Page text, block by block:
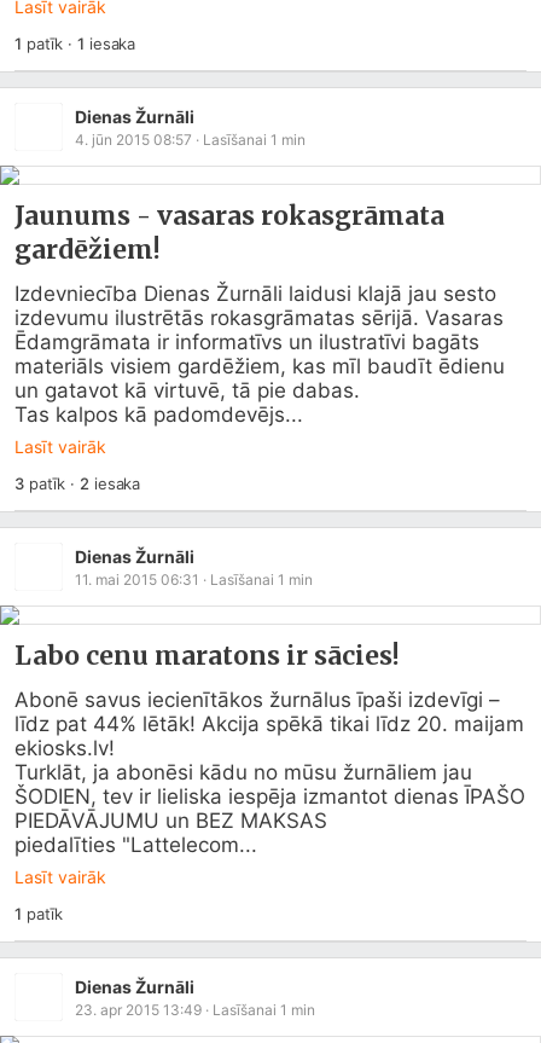
Lasīt vairāk
1 patīk ·1 iesaka
Dienas Žurnāli
4. jūn 2015 08:57 · Lasīšanai 1 min
Jaunums - vasaras rokasgrāmata
gardēžiem!
Izdevniecība Dienas Žurnāli laidusi klajā jau sesto
izdevumu ilustrētās rokasgrāmatas sērijā. Vasaras
Ēdamgrāmata ir informatīvs un ilustratīvi bagāts
materiāls visiem gardēžiem, kas mīl baudīt ēdienu
un gatavot kā virtuvē, tā pie dabas.
Tas kalpos kā padomdevējs...
Lasīt vairāk
3patīk · 2 iesaka
Dienas Žurnāli
11. mai 2015 06:31 · Lasīšanai 1 min
Labo cenu maratons ir sācies!
Abonē savus iecienītākos žurnālus īpaši izdevīgi –
ekiosks.lv!
Turklāt, ja abonēsi kādu no mūsu žurnāliem jau
ŠODIEN, tev ir lieliska iespēja izmantot dienas ĪPAŠO
PIEDĀVĀJUMU un BEZ MAKSAS
piedalīties "Lattelecom...
Lasīt vairāk
1 patīk
Dienas Žurnāli
23. apr 2015 13:49 · Lasīšanai 1 min